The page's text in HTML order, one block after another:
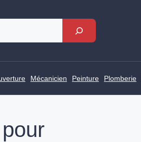
Mécanicien Peinture Plomberie